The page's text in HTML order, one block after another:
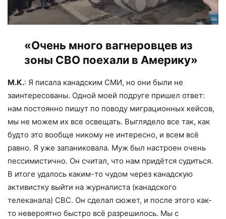
«Очень много вагнеровцев из
зоны СВО поехали в Америку»
М.К.: Я писала канадским СМИ, но они были не
заинтересованы. Одной моей подруге пришел ответ:
нам постоянно пишут по поводу миграционных кейсов,
мы не можем их все освещать. Выглядело все так, как
будто это вообще никому не интересно, и всем всё
равно. Я уже запаниковала. Муж был настроен очень
пессимистично. Он считал, что нам придётся судиться.
В итоге удалось каким-то чудом через канадскую
активистку выйти на журналиста (канадского
телеканала) CBC. Он сделал сюжет, и после этого как-
то невероятно быстро всё разрешилось. Мы с